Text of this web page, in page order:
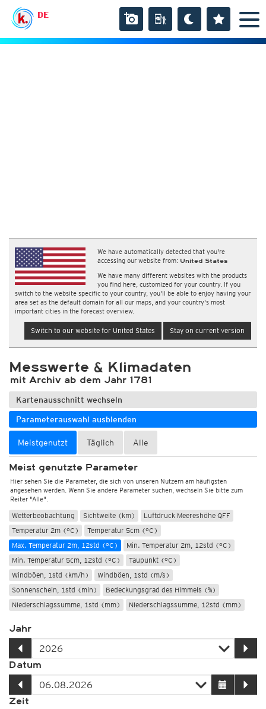
DE
We have automatically detected that you're
accessing our website from: United States
We have many different websites with the products
you find here, customized for your country. If you
switch to the website specific to your country, you'll be able to enjoy having your
area set as the default domain for all our maps, and your country's most
important cities in the forecast overview.
Switch to our website for United States Stay on current version
Messwerte & Klimadaten
mit Archiv ab dem Jahr 1781
Kartenausschnitt wechseln
Parameterauswahl ausblenden
Meistgenutzt Täglich Alle
Meist genutzte Parameter
Hier sehen Sie die Parameter, die sich von unseren Nutzern am häufigsten
angesehen werden. Wenn Sie andere Parameter suchen, wechseln Sie bitte zum
Reiter "Alle".
Wetterbeobachtung Sichtweite (km)
Luftdruck Meereshöhe QFF
Temperatur 2m (°C)
Temperatur 5cm (°C)
Max. Temperatur 2m, 12std (°C)
Min. Temperatur 2m, 12std (°C)
Min. Temperatur 5cm, 12std (°C)
Taupunkt (°C)
Windböen, 1std (km/h)
Windböen, 1std (m/s)
Sonnenschein, 1std (min)
Bedeckungsgrad des Himmels (%)
Niederschlagssumme, 1std (mm)
Niederschlagssumme, 12std (mm)
Jahr
Datum
Zeit